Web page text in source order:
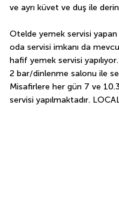
ve ayrı küvet ve duş ile
Otelde yemek servisi
oda servisi imkanı da
hafif yemek servisi
2 bar/dinlenme salonu ile
Misafirlere her gün 7 ve
servisi yapılmaktadır.